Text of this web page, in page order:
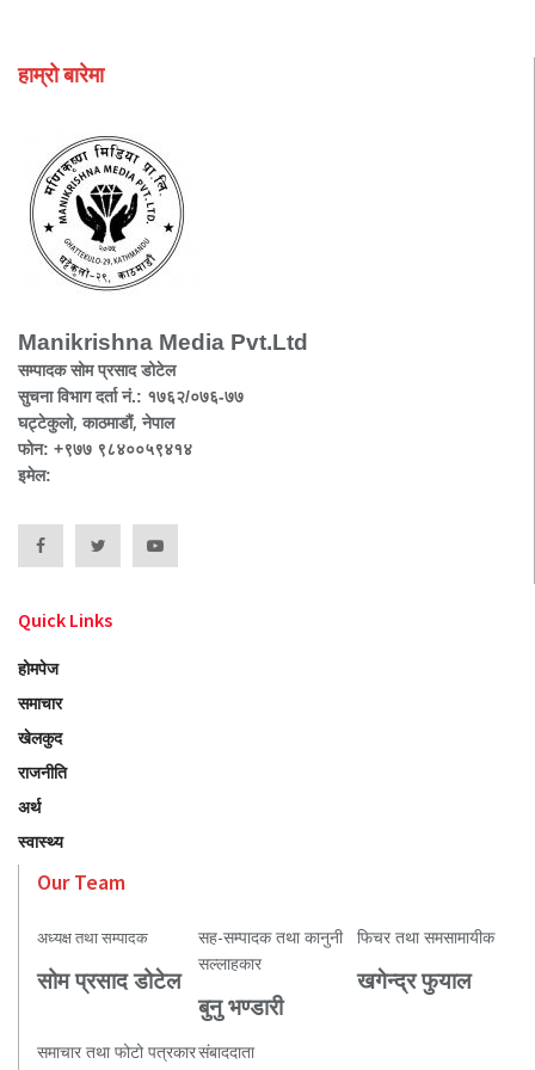
हाम्रो बारेमा
Manikrishna Media Pvt.Ltd
सम्पादक सोम प्रसाद डोटेल
सुचना विभाग दर्ता नं.: १७६२/०७६-७७
घट्टेकुलो, काठमाडौं, नेपाल
फोन: +९७७ ९८४००५९४१४
इमेल:
Quick Links
होमपेज
समाचार
खेलकुद
राजनीति
अर्थ
स्वास्थ्य
Our Team
अध्यक्ष तथा सम्पादक
सोम प्रसाद डोटेल
सह-सम्पादक तथा कानुनी
सल्लाहकार
बुनु भण्डारी
फिचर तथा समसामायीक
खगेन्द्र फुयाल
समाचार तथा फोटो पत्रकारसंबाददाता